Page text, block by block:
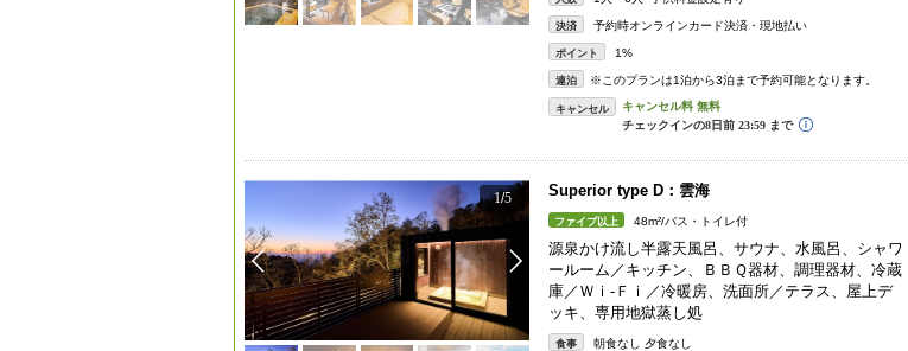
決済 予約時オンラインカード決済・現地払い
ポイント 1%
連泊 ※このプランは1泊から3泊まで予約可能となります。
キャンセル
1/5 Superior type D：雲海
ファイブ以上 48m²/バス・トイレ付
源泉かけ流し半露天風呂、サウナ、水風呂、シャワ
ールーム／キッチン、ＢＢＱ器材、調理器材、冷蔵
庫／Ｗｉ-Ｆｉ／冷暖房、洗面所／テラス、屋上デ
ッキ、専用地獄蒸し処
食事 朝食なし 夕食なし